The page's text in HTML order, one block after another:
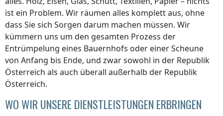
ist ein Problem. Wir räumen alles komplett aus, ohne
dass Sie sich Sorgen darum machen müssen. Wir
kümmern uns um den gesamten Prozess der
Entrümpelung eines Bauernhofs oder einer Scheune
von Anfang bis Ende, und zwar sowohl in der Republik
Österreich als auch überall außerhalb der Republik
Österreich.
WO WIR UNSERE DIENSTLEISTUNGEN ERBRINGEN